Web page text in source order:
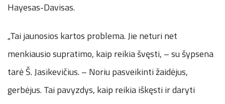
Hayesas-Davisas.
„Tai jaunosios kartos problema. Jie neturi net
menkiausio supratimo, kaip reikia švęsti, – su šypsena
tarė Š. Jasikevičius. – Noriu pasveikinti žaidėjus,
gerbėjus. Tai pavyzdys, kaip reikia iškęsti ir daryti